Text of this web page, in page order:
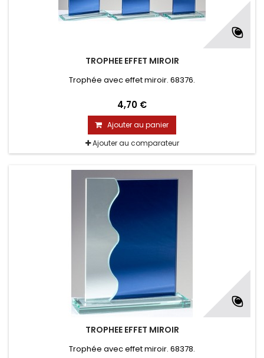
TROPHEE EFFET MIROIR
Trophée avec effet miroir. 68376.
4,70 €
Ajouter au panier
Ajouter au comparateur
TROPHEE EFFET MIROIR
Trophée avec effet miroir. 68378.